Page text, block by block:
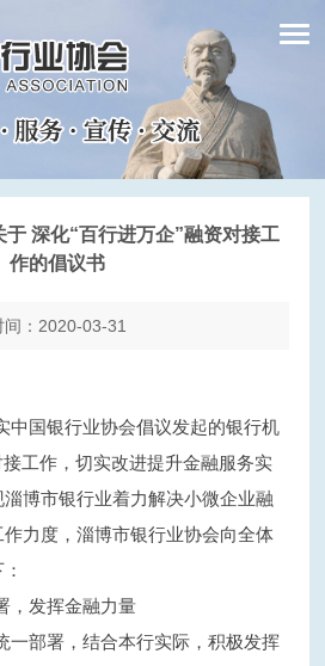
深化“百行进万企”融资对接工
作的倡议书
间：2020-03-31
中国银行业协会倡议发起的银行机
工作，切实改进提升金融服务实
博市银行业着力解决小微企业融
力度，淄博市银行业协会向全体
，发挥金融力量
一部署，结合本行实际，积极发挥